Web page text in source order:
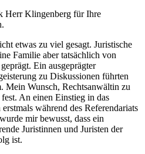
Herr Klingenberg für Ihre
etwas zu viel gesagt. Juristische
Familie aber tatsächlich von
Ein ausgeprägter
zu Diskussionen führten
Mein Wunsch, Rechtsanwältin zu
An einen Einstieg in das
während des Referendariats
mir bewusst, dass ein
Juristinnen und Juristen der
ist.